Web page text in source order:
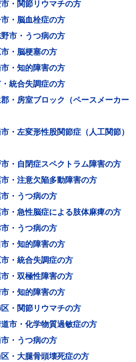
・関節リウマチの方
・脳血栓症の方
市・うつ病の方
・脳梗塞の方
・知的障害の方
統合失調症の方
・房室ブロック（ペースメーカー
・左変形性股関節症（人工関節）
・自閉症スペクトラム障害の方
・注意欠陥多動障害の方
・うつ病の方
・急性脳症による肢体麻痺の方
・うつ病の方
・知的障害の方
・統合失調症の方
・双極性障害の方
・知的障害の方
・関節リウマチの方
市・化学物質過敏症の方
・うつ病の方
・大腿骨頭壊死症の方